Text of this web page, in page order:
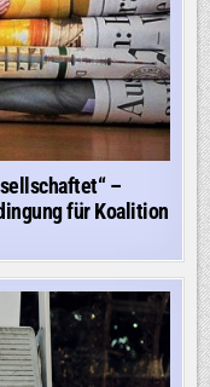
–
für Koalition